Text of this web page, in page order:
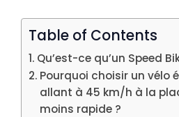
Table of Contents
Qu’est-ce qu’un Speed
Pourquoi choisir un vélo
allant à 45 km/h à la
moins rapide ?